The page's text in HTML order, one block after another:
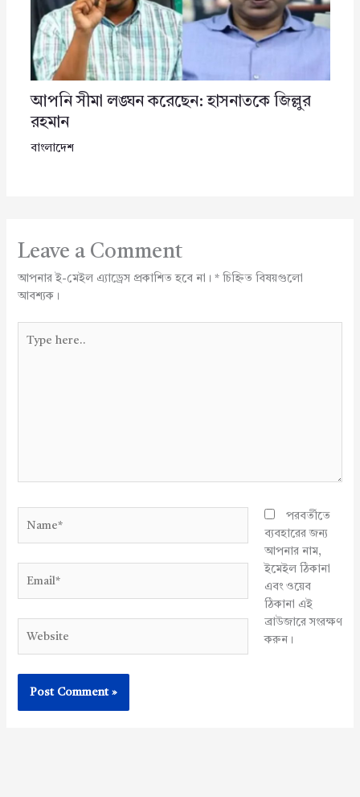
আপনি সীমা লঙ্ঘন করেছেন: হাসনাতকে জিল্লুর
রহমান
বাংলাদেশ
Leave a Comment
আপনার ই-মেইল এ্যাড্রেস প্রকাশিত হবে না। *চিহ্নিত বিষয়গুলো
আবশ্যক।
here..
পরবর্তীতে
ব্যবহারের জন্য
আপনার নাম,
ইমেইল ঠিকানা
এবং ওয়েব
ঠিকানা এই
ব্রাউজারে সংরক্ষণ
করুন।